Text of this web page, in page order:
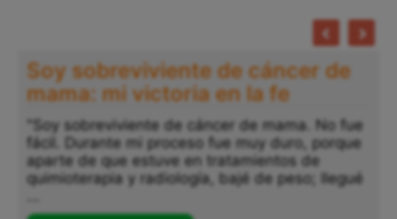
Soy sobreviviente de cáncer de
mama: mi victoria en la fe
"Soy sobreviviente de cáncer de mama. No fue
fácil. Durante mi proceso fue muy duro, porque
aparte de que estuve en tratamientos de
quimioterapia y radiología, bajé de peso; llegué